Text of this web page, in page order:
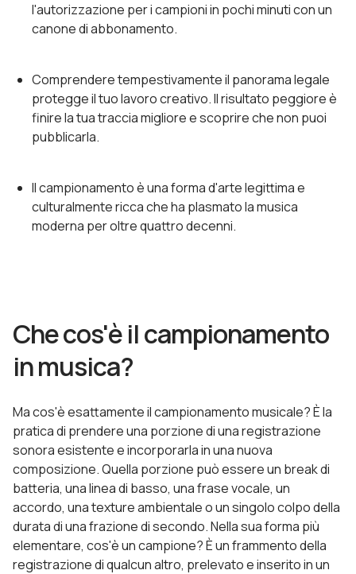
l'autorizzazione per i campioni in pochi minuti con un
canone di abbonamento.
Comprendere tempestivamente il panorama legale
protegge il tuo lavoro creativo. Il risultato peggiore è
finire la tua traccia migliore e scoprire che non puoi
pubblicarla.
Il campionamento è una forma d'arte legittima e
culturalmente ricca che ha plasmato la musica
moderna per oltre quattro decenni.
Che cos'è il campionamento
in musica?
Ma cos'è esattamente il campionamento musicale? È la
pratica di prendere una porzione di una registrazione
sonora esistente e incorporarla in una nuova
composizione. Quella porzione può essere un break di
batteria, una linea di basso, una frase vocale, un
accordo, una texture ambientale o un singolo colpo della
durata di una frazione di secondo. Nella sua forma più
elementare, cos'è un campione? È un frammento della
registrazione di qualcun altro, prelevato e inserito in un